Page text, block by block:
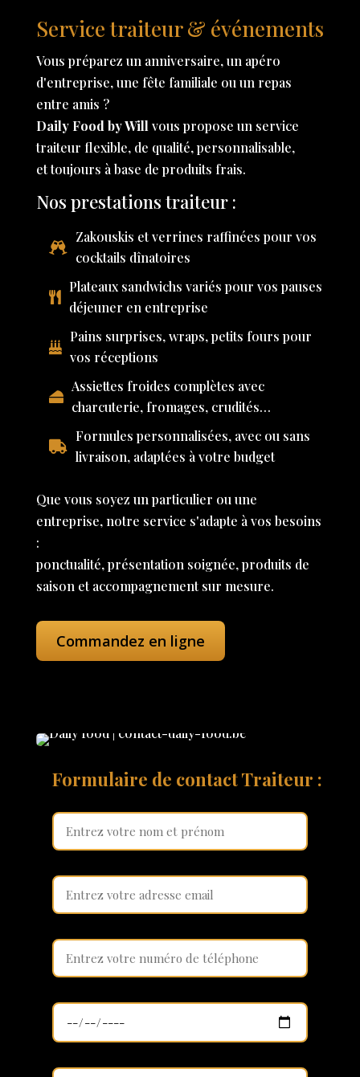
Service traiteur & événements
Vous préparez un anniversaire, un apéro
d'entreprise, une fête familiale ou un repas
entre amis ?
Daily Food by Willvous propose un service
traiteur flexible, de qualité, personnalisable,
et toujours à base de produits frais.
Nos prestations traiteur :
Zakouskis et verrines raffinées pour vos
cocktails dînatoires
Plateaux sandwichs variés pour vos pauses
déjeuner en entreprise
Pains surprises, wraps, petits fours pour
vos réceptions
Assiettes froides complètes avec
charcuterie, fromages, crudités…
Formules personnalisées, avec ou sans
livraison, adaptées à votre budget
Que vous soyez un particulier ou une
entreprise, notre service s'adapte à vos besoins
:
ponctualité, présentation soignée, produits de
saison et accompagnement sur mesure.
Commandez en ligne
Formulaire de contact Traiteur :